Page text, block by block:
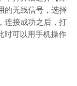
的无线信号，选择
连接成功之后，打
时可以用手机操作